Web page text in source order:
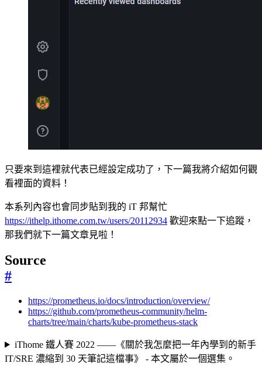
只要來到這裡就代表已經設定成功了，下一篇我將介紹如何觀
看裡面的資料！
本系列內容也會同步貼到我的 iT 邦幫忙
https://ithelp.ithome.com.tw/users/20112934 歡迎來點一下追蹤，
那我們就下一篇文章見啦！
Source
#
https://prometheus.io/docs/introduction/overview/
https://github.com/prometheus-community/helm-
charts/tree/main/charts/kube-prometheus-stack
iThome 鐵人賽 2022 ——《關於我怎麼把一年內學到的新手
IT/SRE 濃縮到 30 天筆記這檔事》 - 本文屬於一個選集。